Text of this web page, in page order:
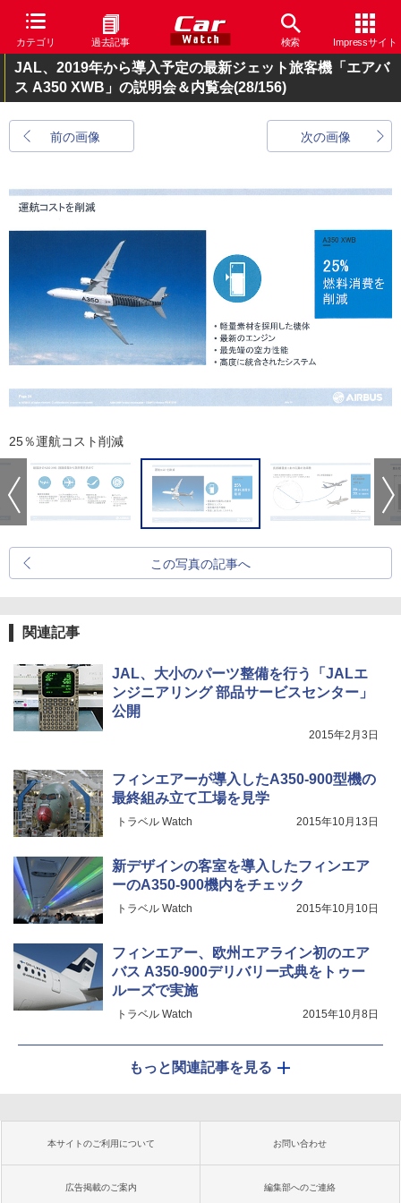
カテゴリ 過去記事 検索 Impressサイト
JAL、2019年から導入予定の最新ジェット旅客機「エアバ
ス A350 XWB」の説明会＆内覧会(28/156)
前の画像 次の画像
25％運航コスト削減
この写真の記事へ
関連記事
JAL、大小のパーツ整備を行う「JALエ
ンジニアリング 部品サービスセンター」
公開
2015年2月3日
フィンエアーが導入したA350-900型機の
最終組み立て工場を見学
トラベル Watch 2015年10月13日
新デザインの客室を導入したフィンエア
ーのA350-900機内をチェック
トラベル Watch 2015年10月10日
フィンエアー、欧州エアライン初のエア
バス A350-900デリバリー式典をトゥー
ルーズで実施
トラベル Watch 2015年10月8日
もっと関連記事を見る
本サイトのご利用について お問い合わせ
広告掲載のご案内 編集部へのご連絡